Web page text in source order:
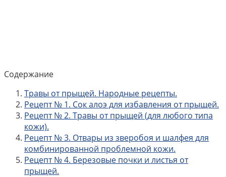
Содержание
Травы от прыщей. Народные рецепты.
Рецепт № 1. Сок алоэ для избавления от прыщей.
Рецепт № 2. Травы от прыщей (для любого типа
кожи).
Рецепт № 3. Отвары из зверобоя и шалфея для
комбинированной проблемной кожи.
Рецепт № 4. Березовые почки и листья от
прыщей.